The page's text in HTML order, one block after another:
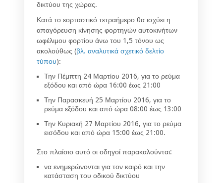
δικτύου της χώρας.
Κατά το εορταστικό τετραήμερο θα ισχύει η
απαγόρευση κίνησης φορτηγών αυτοκινήτων
ωφέλιμου φορτίου άνω του 1,5 τόνου ως
ακολούθως (βλ. αναλυτικά σχετικό δελτίο
τύπου):
Την Πέμπτη 24 Μαρτίου 2016, για το ρεύμα
εξόδου και από ώρα 16:00 έως 21:00
Την Παρασκευή 25 Μαρτίου 2016, για το
ρεύμα εξόδου και από ώρα 08:00 έως 13:00
Την Κυριακή 27 Μαρτίου 2016, για το ρεύμα
εισόδου και από ώρα 15:00 έως 21:00.
Στο πλαίσιο αυτό οι οδηγοί παρακαλούνται:
να ενημερώνονται για τον καιρό και την
κατάσταση του οδικού δικτύου